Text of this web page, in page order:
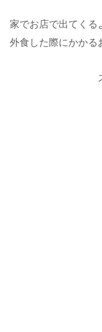
家でお店で出てくる
外食した際にかかる